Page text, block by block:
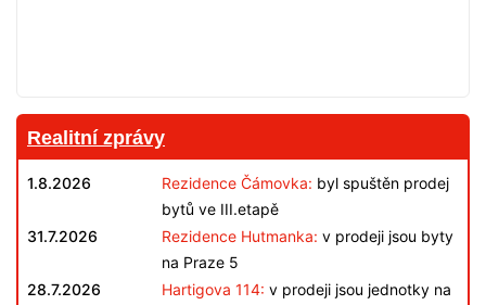
Realitní zprávy
1.8.2026 Rezidence Čámovka: byl spuštěn prodej
bytů ve III.etapě
31.7.2026
Rezidence Hutmanka: v prodeji jsou byty
na Praze 5
28.7.2026
Hartigova 114: v prodeji jsou jednotky na